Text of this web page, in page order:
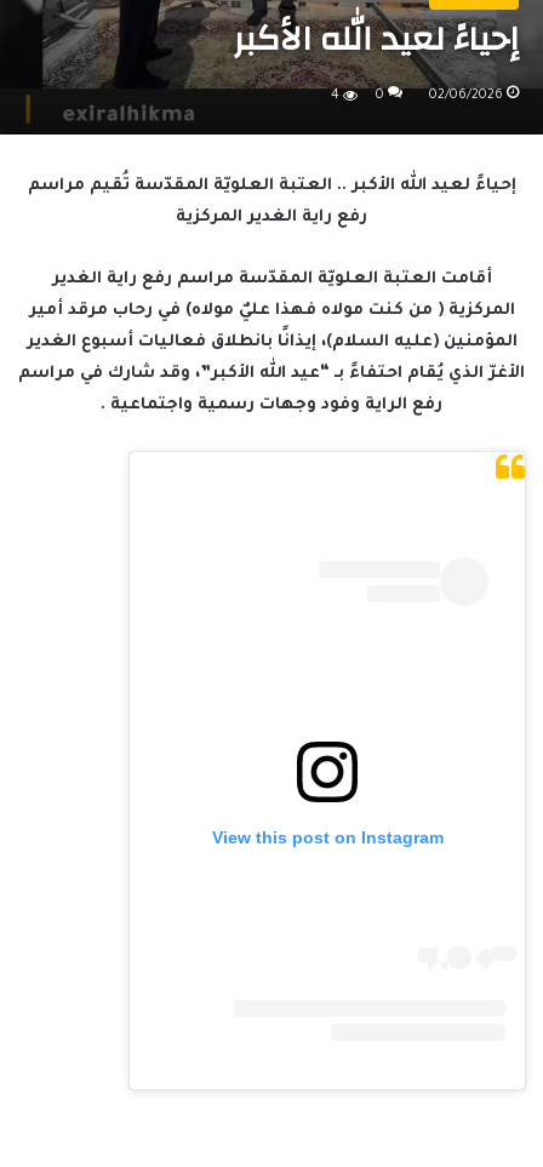
إحياءً لعيد الله الأكبر
02/06/2026
0
4
إحياءً لعيد الله الأكبر .. العتبة العلويّة المقدّسة تُقيم مراسم
رفع راية الغدير المركزية
أقامت العتبة العلويّة المقدّسة مراسم رفع راية الغدير
المركزية ( من كنت مولاه فهذا عليٌ مولاه) في رحاب مرقد أمير
المؤمنين (عليه السلام)، إيذانًا بانطلاق فعاليات أسبوع الغدير
الأغرّ الذي يُقام احتفاءً بـ “عيد الله الأكبر”، وقد شارك في مراسم
رفع الراية وفود وجهات رسمية واجتماعية .
View this post on Instagram